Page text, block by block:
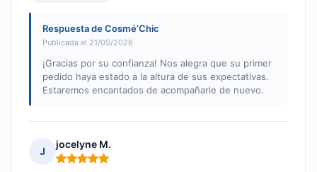
Respuesta de Cosmé’Chic
Publicada el 21/05/2026
¡Gracias por su confianza! Nos alegra que su primer
pedido haya estado a la altura de sus expectativas.
Estaremos encantados de acompañarle de nuevo.
J
jocelyne M.
Nota: 5 de 5